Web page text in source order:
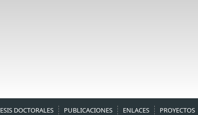
DOCTORALES PUBLICACIONES ENLACES PROYECTOS